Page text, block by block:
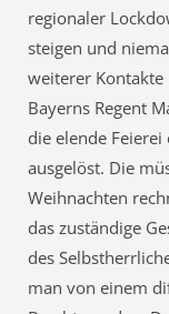
regionaler
steigen und
weiterer
Bayerns Regent
die elende
ausgelöst. Die
Weihnachten
das zuständige
des
man von einem